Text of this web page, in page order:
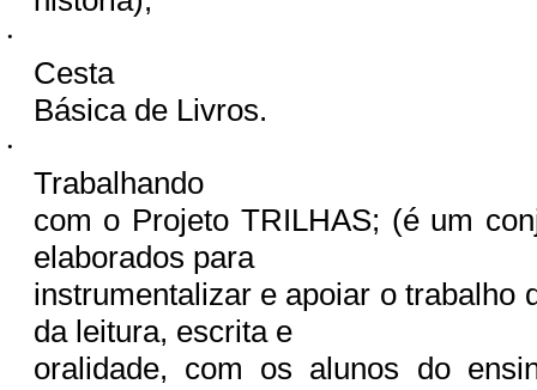
·
Cesta
Básica de Livros.
·
Trabalhando
com o Projeto TRILHAS; (é um
elaborados para
instrumentalizar e apoiar o trabalho
da leitura, escrita e
oralidade, com os alunos do